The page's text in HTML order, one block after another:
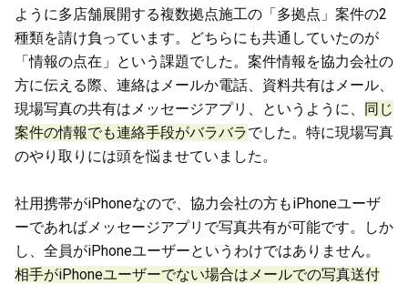
ように多店舗展開する複数拠点施工の「多拠点」案件の2
種類を請け負っています。どちらにも共通していたのが
「情報の点在」という課題でした。案件情報を協力会社の
方に伝える際、連絡はメールか電話、資料共有はメール、
現場写真の共有はメッセージアプリ、というように、 同じ
案件の情報でも連絡手段がバラバラでした。特に現場写真
のやり取りには頭を悩ませていました。
社用携帯がiPhoneなので、協力会社の方もiPhoneユーザ
ーであればメッセージアプリで写真共有が可能です。しか
し、全員がiPhoneユーザーというわけではありません。
相手がiPhoneユーザーでない場合はメールでの写真送付